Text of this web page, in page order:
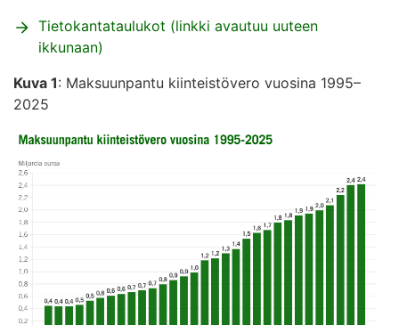
Tietokantataulukot (linkki avautuu uuteen
ikkunaan)
Kuva 1: Maksuunpantu kiinteistövero vuosina 1995–
2025